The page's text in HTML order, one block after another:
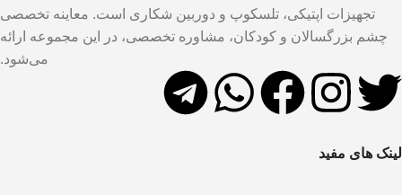
تجهیزات اپتیکی، تلسکوپ و دوربین شکاری است. معاینه تخصصی
چشم بزرگسالان و کودکان، مشاوره تخصصی، در این مجموعه ارائه
می‌شود.
لینک های مفید